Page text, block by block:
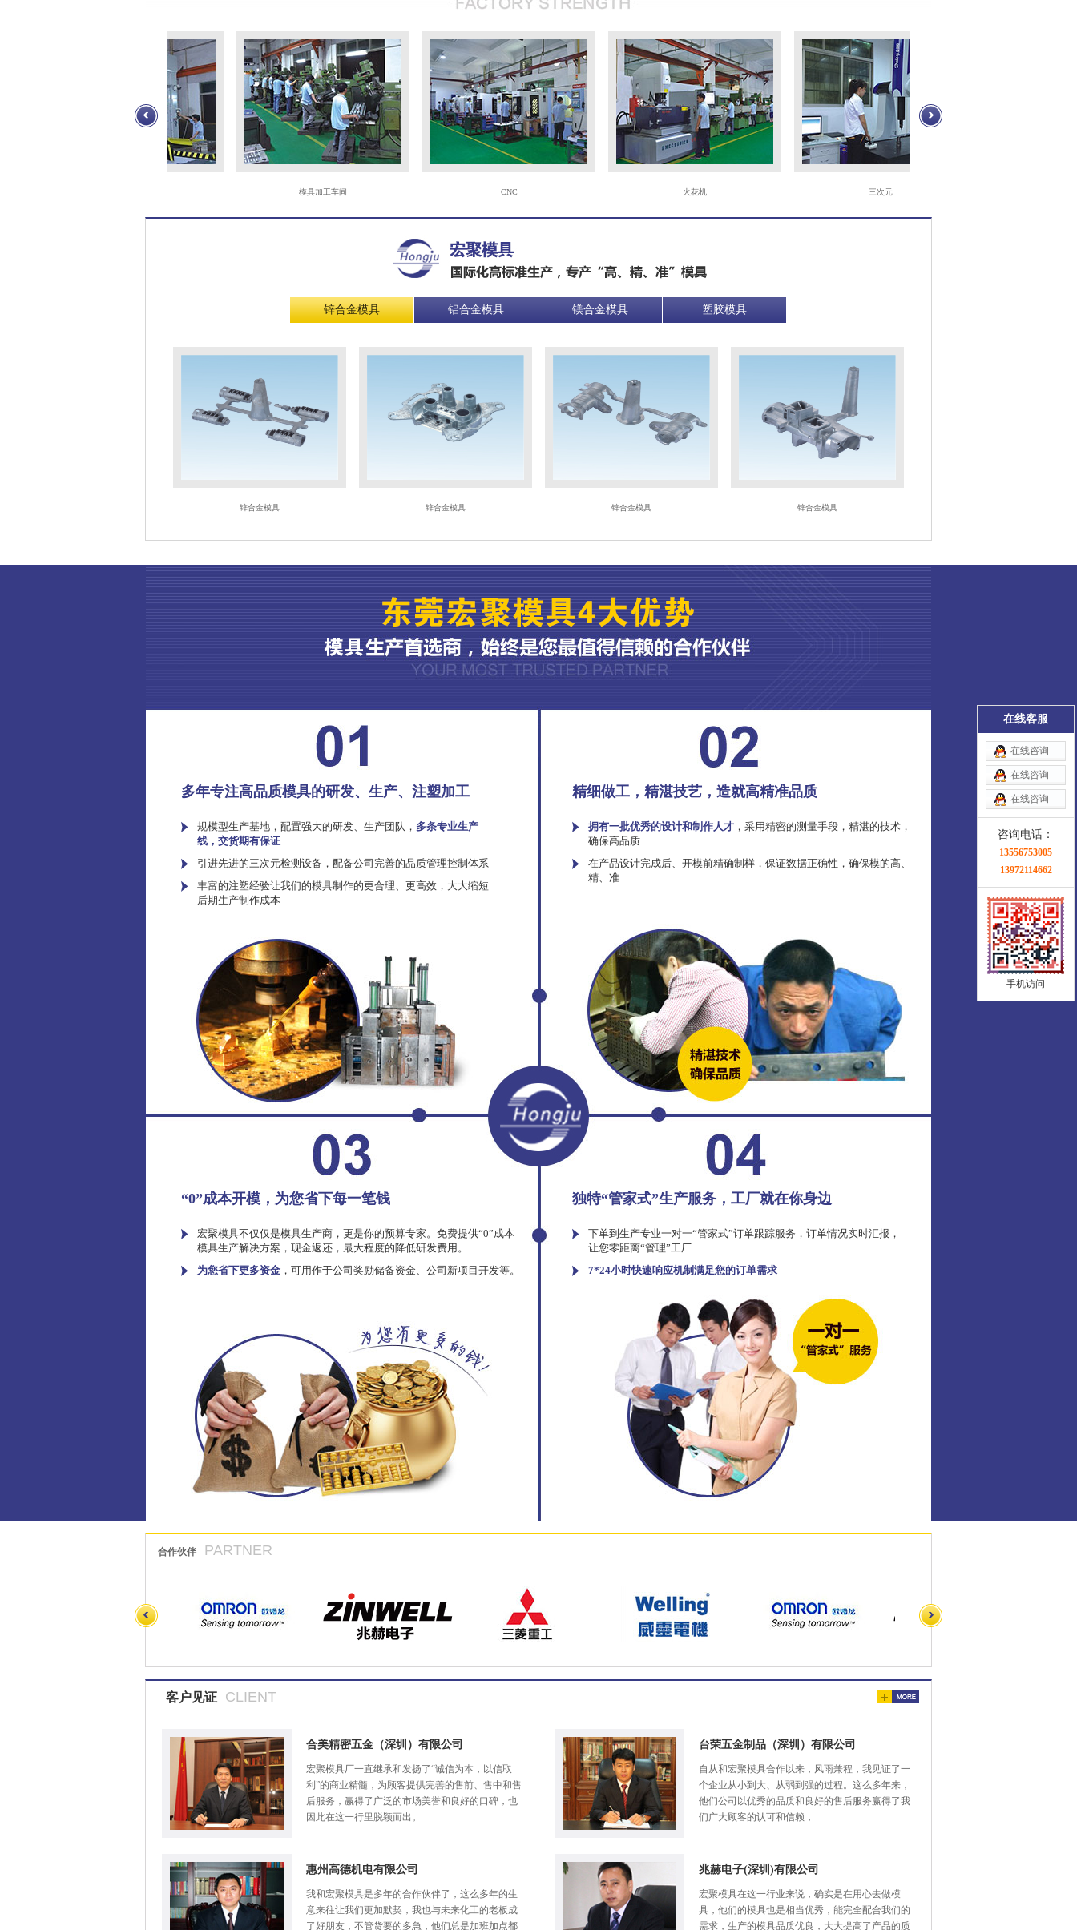
模具加工车间
锌合金模具 铝合金模具 镁合金模具 塑胶模具
锌合金模具 锌合金模具 锌合金模具 锌合金模具
多年专注高品质模具的研发、生产、注塑加工
规模型生产基地，配置强大的研发、生产团队， 多条专业生产
线，交货期有保证
引进先进的三次元检测设备，配备公司完善的品质管理控制体系
丰富的注塑经验让我们的模具制作的更合理、更高效，大大缩短
后期生产制作成本
精细做工，精湛技艺，造就高精准品质
拥有一批优秀的设计和制作人才 ，采用精密的测量手段，精湛的技术，
确保高品质
在产品设计完成后、开模前精确制样，保证数据正确性，确保模的高、
精、准
“0”成本开模，为您省下每一笔钱
宏聚模具不仅仅是模具生产商，更是你的预算专家。免费提供“0”成本
模具生产解决方案，现金返还，最大程度的降低研发费用。
为您省下更多资金 ，可用作于公司奖励储备资金、公司新项目开发等。
独特“管家式”生产服务，工厂就在你身边
下单到生产专业一对一“管家式”订单跟踪服务，订单情况实时汇报，
让您零距离“管理”工厂
7*24小时快速响应机制满足您的订单需求
合作伙伴 PARTNER
客户见证 CLIENT
合美精密五金（深圳）有限公司
宏聚模具厂一直继承和发扬了“诚信为本，以信取
利”的商业精髓，为顾客提供完善的售前、售中和售
后服务，赢得了广泛的市场美誉和良好的口碑，也
因此在这一行里脱颖而出。
台荣五金制品（深圳）有限公司
自从和宏聚模具合作以来，风雨兼程，我见证了一
个企业从小到大、从弱到强的过程。这么多年来，
他们公司以优秀的品质和良好的售后服务赢得了我
们广大顾客的认可和信赖，
惠州高德机电有限公司
我和宏聚模具是多年的合作伙伴了，这么多年的生
意来往让我们更加默契，我也与未来化工的老板成
了好朋友，不管货要的多急，他们总是加班加点都
兆赫电子(深圳)有限公司
宏聚模具在这一行业来说，确实是在用心去做模
具，他们的模具也是相当优秀，能完全配合我们的
需求，生产的模具品质优良，大大提高了产品的质
在线客服
在线咨询
在线咨询
在线咨询
咨询电话：
13556753005
13972114662
手机访问